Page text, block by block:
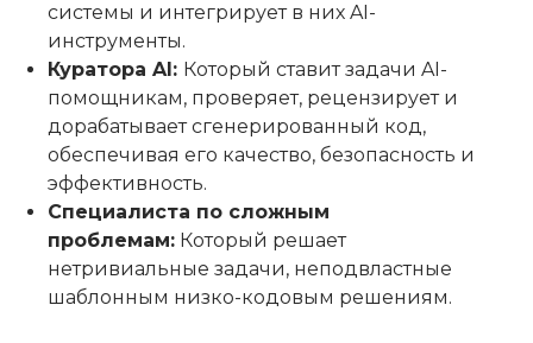
системы и интегрирует в них AI-
инструменты.
Куратора AI: Который ставит задачи AI-
помощникам, проверяет, рецензирует и
дорабатывает сгенерированный код,
обеспечивая его качество, безопасность и
эффективность.
Специалиста по сложным
проблемам: Который решает
нетривиальные задачи, неподвластные
шаблонным низко-кодовым решениям.